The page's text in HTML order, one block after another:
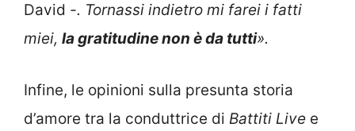
David -. Tornassi indietro mi farei i fatti
miei, la gratitudine non è da tutti».
Infine, le opinioni sulla presunta storia
d’amore tra la conduttrice di Battiti Live e